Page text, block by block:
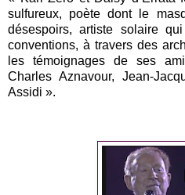
sulfureux, poète dont le
désespoirs, artiste solaire
conventions, à travers des
les témoignages de ses
Charles Aznavour, Jean-
Assidi ».